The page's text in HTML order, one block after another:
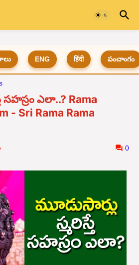
ENG हिंदी పంచాంగం
సహస్రం ఎలా..? Rama
- Sri Rama Rama
0